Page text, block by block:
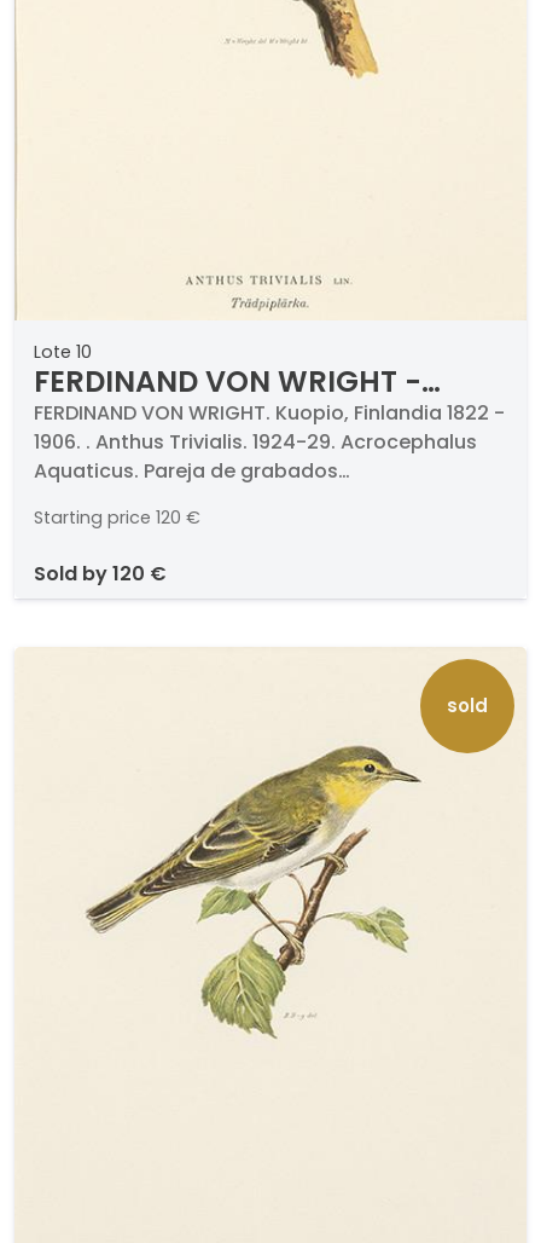
Lote 10
FERDINAND VON WRIGHT -
Anthus Trivialis. 1924-29
Acrocephalus Aquaticus
FERDINAND VON WRIGHT. Kuopio, Finlandia 1822 -
1906. . Anthus Trivialis. 1924-29. Acrocephalus
Aquaticus. Pareja de grabados
cada uno. Con paspartús y certificados al
hermanos Ferdinand y Magnus von Wright
dedicado a los pájaros de Suecia.
Starting price 120 €
sold by120 €
sold